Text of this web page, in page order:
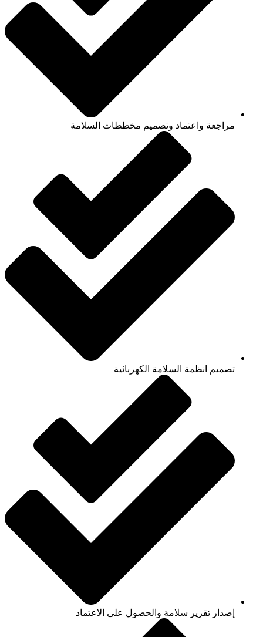
مراجعة واعتماد وتصميم مخططات السلامة
تصميم انظمة السلامة الكهربائية
إصدار تقرير سلامة والحصول على الاعتماد